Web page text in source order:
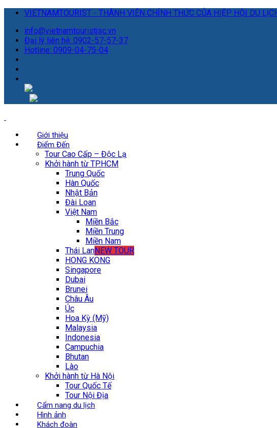
VIETNAMTOURIST - THÀNH VIÊN CHÍNH THỨC CỦA HIỆP HỘI DU
info@vietnamtouristjsc.vn
Đại lý liên hệ: 0902-57-57-37
Hotline: 0909-04-75-04
Giới thiệu
Điểm Đến
Tour Cao Cấp – Độc Lạ
Khởi hành từ TP.HCM
Trung Quốc
Hàn Quốc
Nhật Bản
Đài Loan
Việt Nam
Miền Bắc
Miền Trung
Miền Nam
Thái LanNEW TOUR
HONG KONG
Singapore
Dubai
Brunei
Châu Âu
Úc
Hoa Kỳ (Mỹ)
Malaysia
Indonesia
Campuchia
Bhutan
Lào
Khởi hành từ Hà Nội
Tour Quốc Tế
Tour Nội Địa
Cẩm nang du lịch
Hình ảnh
Khách đoàn